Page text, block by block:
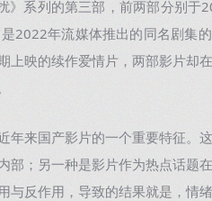
系列的第三部，前两部分别于
2022年流媒体推出的同名剧集
上映的续作爱情片，两部影片却
来国产影片的一个重要特征。
部；另一种是影片作为热点话题
与反作用，导致的结果就是，情